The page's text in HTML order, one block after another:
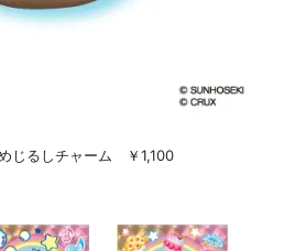
じるしチャーム ￥1,100